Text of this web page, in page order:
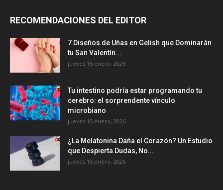
RECOMENDACIONES DEL EDITOR
7 Diseños de Uñas en Gelish que Dominarán
tu San Valentín...
jueves 15 enero, 2026
Tu intestino podría estar programando tu
cerebro: el sorprendente vínculo
microbiano
jueves 15 enero, 2026
¿La Melatonina Daña el Corazón? Un Estudio
que Despierta Dudas, No...
jueves 15 enero, 2026